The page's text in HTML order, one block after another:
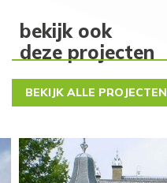
bekijk ook
deze projecten
BEKIJK ALLE PROJECTEN